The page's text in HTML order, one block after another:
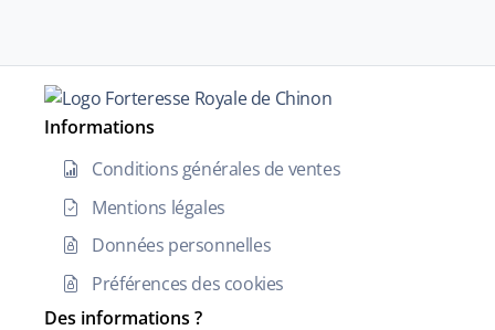
Informations
Conditions générales de ventes
Mentions légales
Données personnelles
Préférences des cookies
Des informations ?